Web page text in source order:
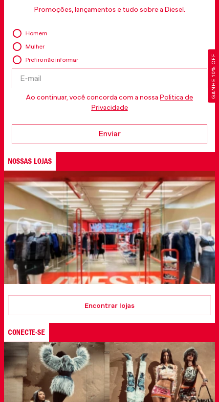
GANHE 10% OFF
Promoções, lançamentos e tudo sobre a Diesel.
Homem
Mulher
Prefiro não informar
Ao continuar, você concorda com a nossa Politica de
Privacidade
Enviar
NOSSAS LOJAS
Encontrar lojas
CONECTE-SE